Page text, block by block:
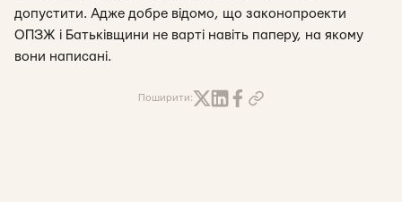
допустити. Адже добре відомо, що законопроекти
ОПЗЖ і Батьківщини не варті навіть паперу, на якому
вони написані.
Поширити: